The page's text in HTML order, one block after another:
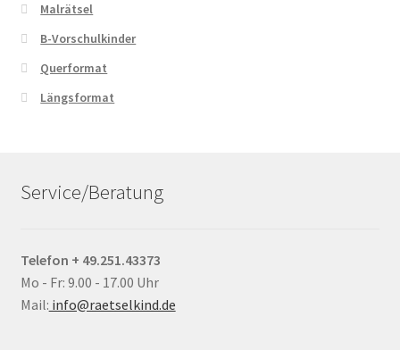
Malrätsel
B-Vorschulkinder
Querformat
Längsformat
Service/Beratung
Telefon + 49.251.43373
Mo - Fr: 9.00 - 17.00 Uhr
Mail: info@raetselkind.de